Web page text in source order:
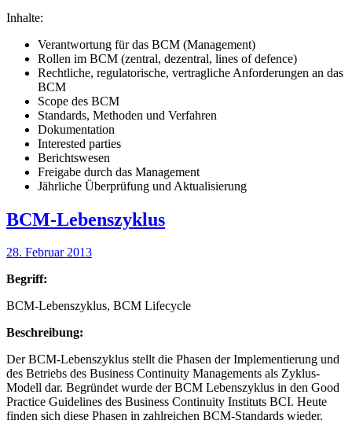
Inhalte:
Verantwortung für das BCM (Management)
Rollen im BCM (zentral, dezentral, lines of defence)
Rechtliche, regulatorische, vertragliche Anforderungen an das
BCM
Scope des BCM
Standards, Methoden und Verfahren
Dokumentation
Interested parties
Berichtswesen
Freigabe durch das Management
Jährliche Überprüfung und Aktualisierung
BCM-Lebenszyklus
28. Februar 2013
Begriff:
BCM-Lebenszyklus, BCM Lifecycle
Beschreibung:
Der BCM-Lebenszyklus stellt die Phasen der Implementierung und
des Betriebs des Business Continuity Managements als Zyklus-
Modell dar. Begründet wurde der BCM Lebenszyklus in den Good
Practice Guidelines des Business Continuity Instituts BCI. Heute
finden sich diese Phasen in zahlreichen BCM-Standards wieder.